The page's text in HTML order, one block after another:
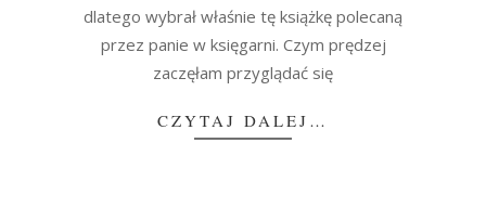
dlatego wybrał właśnie tę książkę polecaną
przez panie w księgarni. Czym prędzej
zaczęłam przyglądać się
CZYTAJ DALEJ…